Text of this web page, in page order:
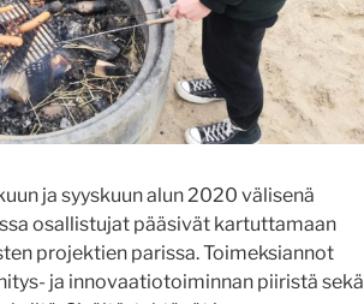
ja syyskuun alun 2020 välisenä
osallistujat pääsivät kartuttamaan
projektien parissa. Toimeksiannot
ja innovaatiotoiminnan piiristä sekä